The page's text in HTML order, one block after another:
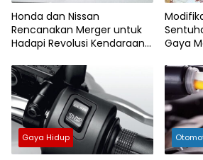
Honda dan Nissan
Rencanakan Merger untuk
Hadapi Revolusi Kendaraan
Gaya
Gaya Hidup